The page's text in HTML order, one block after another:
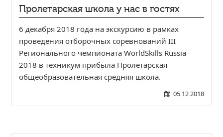
История нашего техникума
Фотографии техникума
ПОЛЕЗНЫЕ ССЫЛКИ
Министерство науки и высшего образования
РФ
Главное управление по контролю за оборотом
наркотиков
Пролетарская школа у нас в гостях
6 декабря 2018 года на экскурсию в рамках
проведения отборочных соревнований III
Регионального чемпионата WorldSkills Russia
2018 в техникум прибыла Пролетарская
общеобразовательная средняя школа.
05.12.2018